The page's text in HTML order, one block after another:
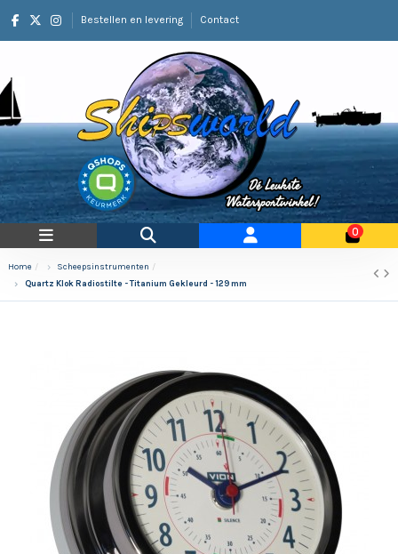
Bestellen en levering Contact
0
Home
Scheepsinstrumenten
Quartz Klok Radiostilte - Titanium Gekleurd - 129 mm